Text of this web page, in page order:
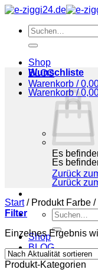
Zum
springenSuchen
nach:
Shop
BLOG
Warenkorb /
Es
Zurück
Suchen
nach:
Shop
BLOG
Wunschliste
Warenkorb /
Es
Zurück
Start /Produkt Farbe /
Filter
Einzelnes Ergebnis
Produkt-Kategorien